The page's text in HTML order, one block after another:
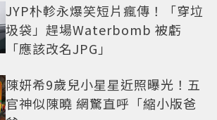
JYP朴軫永爆笑短片瘋傳！「穿垃
圾袋」趕場Waterbomb 被虧
「應該改名JPG」
陳妍希9歲兒小星星近照曝光！五
官神似陳曉 網驚直呼「縮小版爸